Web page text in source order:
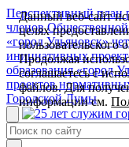
Перспективный план
членов
«город Ульяновск»
инициативных
образования «город
проектов
Городской Думы
Данный веб-сайт
целях
пользовательского
Продолжая
соглашаетесь с
файлов. Для
информации см.